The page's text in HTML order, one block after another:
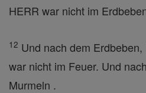
HERR war nicht im
12 Und nach dem
war nicht im Feuer. Und
Murmeln .